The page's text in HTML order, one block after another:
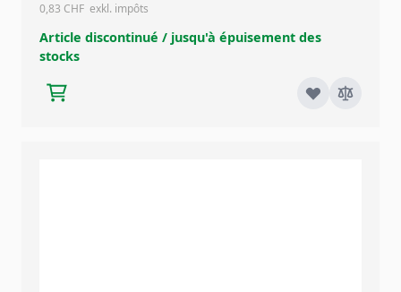
0,83 CHF
Article discontinué / jusqu'à épuisement des
stocks